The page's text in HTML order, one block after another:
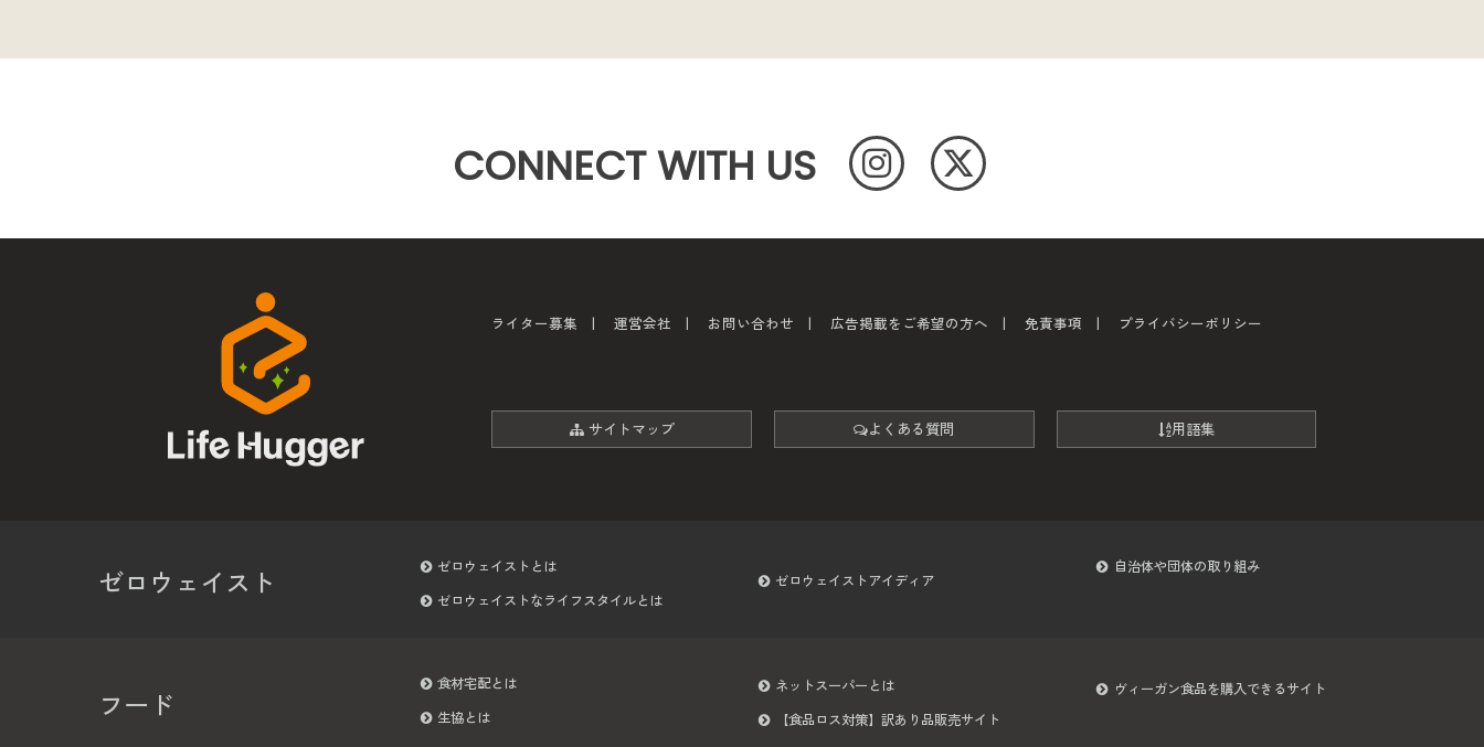
CONNECT WITH US
ライター募集 運営会社 お問い合わせ 広告掲載をご希望の方へ 免責事項 プライバシーポリシー
サイトマップ よくある質問 用語集
ゼロウェイスト
ゼロウェイストとは
ゼロウェイストなライフスタイルとは
ゼロウェイストアイディア
自治体や団体の取り組み
フード
食材宅配とは
生協とは
ネットスーパーとは
【食品ロス対策】訳あり品販売サイト
ヴィーガン食品を購入できるサイト